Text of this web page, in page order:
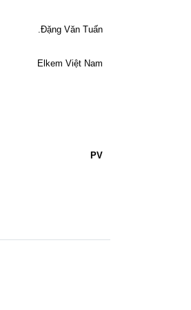
.Đặng Văn Tuấn
Elkem Việt Nam
PV